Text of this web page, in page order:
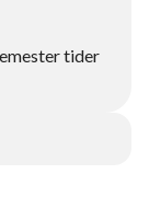
tider